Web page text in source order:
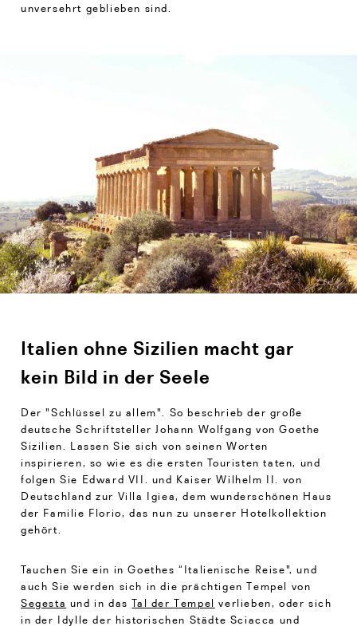
unversehrt geblieben sind.
Italien ohne Sizilien macht gar
kein Bild in der Seele
Der "Schlüssel zu allem". So beschrieb der große
deutsche Schriftsteller Johann Wolfgang von Goethe
Sizilien. Lassen Sie sich von seinen Worten
inspirieren, so wie es die ersten Touristen taten, und
folgen Sie Edward VII. und Kaiser Wilhelm II. von
Deutschland zur Villa Igiea, dem wunderschönen Haus
der Familie Florio, das nun zu unserer Hotelkollektion
gehört.
Tauchen Sie ein in Goethes “Italienische Reise", und
auch Sie werden sich in die prächtigen Tempel von
Segesta und in dasTal der Tempel verlieben, oder sich
in der Idylle der historischen Städte Sciacca und